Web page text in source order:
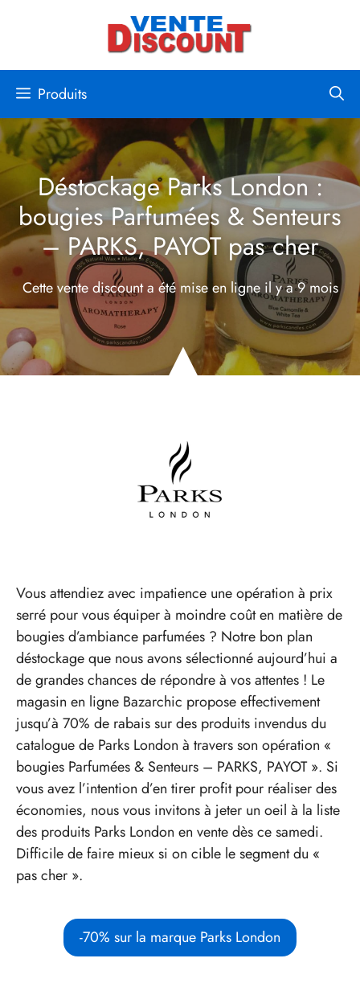
Produits
Déstockage Parks London :
bougies Parfumées & Senteurs
– PARKS, PAYOT pas cher
Cette vente discount a été mise en ligneil y a 9 mois
Vous attendiez avec impatience une opération à prix
serré pour vous équiper à moindre coût en matière de
bougies d’ambiance parfumées ? Notre bon plan
déstockage que nous avons sélectionné aujourd’hui a
de grandes chances de répondre à vos attentes ! Le
magasin en ligne Bazarchic propose effectivement
jusqu’à 70% de rabais sur des produits invendus du
catalogue de Parks London à travers son opération «
bougies Parfumées & Senteurs – PARKS, PAYOT ». Si
vous avez l’intention d’en tirer profit pour réaliser des
économies, nous vous invitons à jeter un oeil à la liste
des produits Parks London en vente dès ce samedi.
Difficile de faire mieux si on cible le segment du «
pas cher ».
-70% sur la marque Parks London